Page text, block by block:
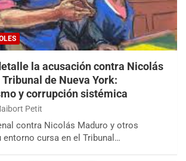
la acusación contra Nicolás
de Nueva York:
y corrupción sistémica
Petit
contra Nicolás Maduro y otros
entorno cursa en el Tribunal…